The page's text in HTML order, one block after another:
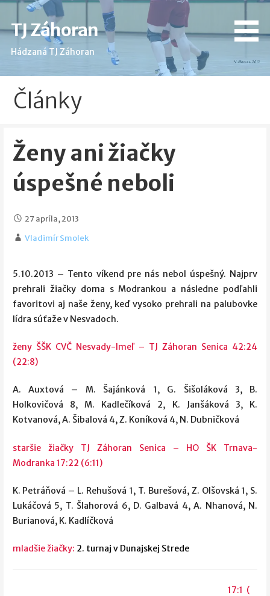
Skip
content
TJ Záhoran
Hádzaná TJ Záhoran
Články
Ženy ani žiačky
úspešné neboli
27 apríla, 2013
Vladimír Smolek
5.10.2013 – Tento víkend pre nás nebol úspešný. Najprv
prehrali žiačky doma s Modrankou a následne podľahli
favoritovi aj naše ženy, keď vysoko prehrali na palubovke
lídra súťaže v Nesvadoch.
ženy ŠŠK CVČ Nesvady-Imeľ – TJ Záhoran Senica 42:24
(22:8)
A. Auxtová – M. Šajánková 1, G. Šišoláková 3, B.
Holkovičová 8, M. Kadlečíková 2, K. Janšáková 3, K.
Kotvanová, A. Šibalová 4, Z. Koníková 4, N. Dubničková
staršie žiačky TJ Záhoran Senica – HO ŠK Trnava-
Modranka 17:22 (6:11)
K. Petráňová – L. Rehušová 1, T. Burešová, Z. Olšovská 1, S.
Lukáčová 5, T. Šlahorová 6, D. Galbavá 4, A. Nhanová, N.
Burianová, K. Kadlíčková
mladšie žiačky: 2. turnaj v Dunajskej Strede
17:1 (